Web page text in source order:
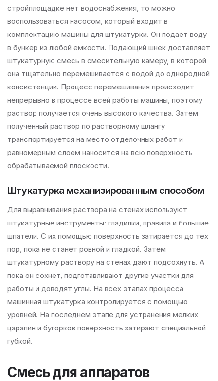
стройплощадке нет водоснабжения, то можно
воспользоваться насосом, который входит в
комплектацию машины для штукатурки. Он подает воду
в бункер из любой емкости. Подающий шнек доставляет
штукатурную смесь в смесительную камеру, в которой
она тщательно перемешивается с водой до однородной
консистенции. Процесс перемешивания происходит
непрерывно в процессе всей работы машины, поэтому
раствор получается очень высокого качества. Затем
полученный раствор по растворному шлангу
транспортируется на место отделочных работ и
равномерным слоем наносится на всю поверхность
обрабатываемой плоскости.
Штукатурка механизированным способом
Для выравнивания раствора на стенах используют
штукатурные инструменты: гладилки, правила и большие
шпатели. С их помощью поверхность затирается до тех
пор, пока не станет ровной и гладкой. Затем
штукатурному раствору на стенах дают подсохнуть. А
пока он сохнет, подготавливают другие участки для
работы и доводят углы. На всех этапах процесса
машинная штукатурка контролируется с помощью
уровней. На последнем этапе для устранения мелких
царапин и бугорков поверхность затирают специальной
губкой.
Смесь для аппаратов